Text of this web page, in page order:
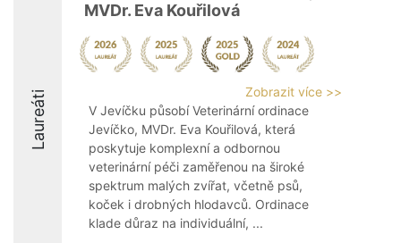
Laureáti
MVDr. Eva Kouřilová
Zobrazit více >>
V Jevíčku působí Veterinární ordinace
Jevíčko, MVDr. Eva Kouřilová, která
poskytuje komplexní a odbornou
veterinární péči zaměřenou na široké
spektrum malých zvířat, včetně psů,
koček i drobných hlodavců. Ordinace
klade důraz na individuální, ...